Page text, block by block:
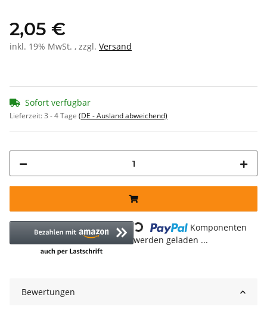
2,05 €
inkl. 19% MwSt. , zzgl. Versand
Sofort verfügbar
Lieferzeit:3 - 4 Tage (DE - Ausland abweichend)
Loading...
Komponenten
werden geladen ...
Bewertungen